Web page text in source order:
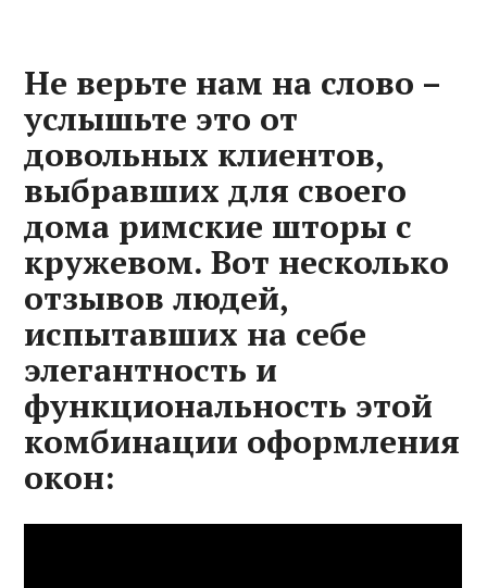
Не верьте нам на слово –
услышьте это от
довольных клиентов,
выбравших для своего
дома римские шторы с
кружевом. Вот несколько
отзывов людей,
испытавших на себе
элегантность и
функциональность этой
комбинации оформления
окон: